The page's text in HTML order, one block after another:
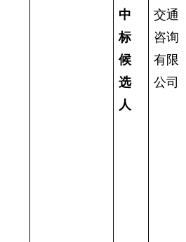
中
标
候
选
人
交通
咨询
有限
公司